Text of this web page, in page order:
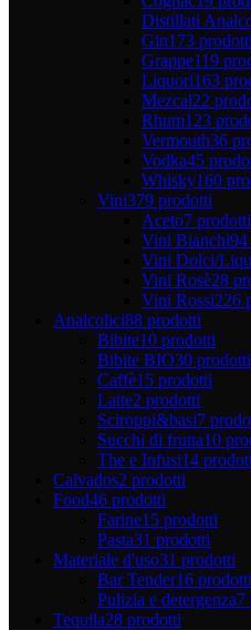
Distillati
Gin173 prodotti
Grappe119
Liquori163
Mezcal22
Rhum123
Vermouth36
Vodka45
Whisky160
Vini379 prodotti
Aceto7 prodotti
Vini Bianchi94
Vini Dolci/
Vini Rosè28
Vini Rossi226
Analcolici88 prodotti
Bibite10 prodotti
Bibite BIO30 prodotti
Caffè15 prodotti
Latte2 prodotti
Sciroppi&basi7
Succhi di frutta10
The e Infusi14
Calvados2 prodotti
Food46 prodotti
Farine15 prodotti
Pasta31 prodotti
Materiale d'uso31 prodotti
Bar Tender16 prodotti
Pulizia e detergenza7
Tequila28 prodotti